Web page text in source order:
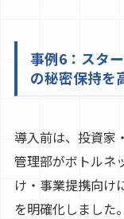
事例6：スタ
の秘密保持を
導入前は、投資家
管理部がボトルネ
け・事業提携向け
を明確化しました